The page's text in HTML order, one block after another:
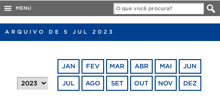
PORTARIAS
MENU
ARQUIVO DE 5 JUL 2023
JAN FEV MAR ABR MAI JUN
JUL AGO SET OUT NOV DEZ